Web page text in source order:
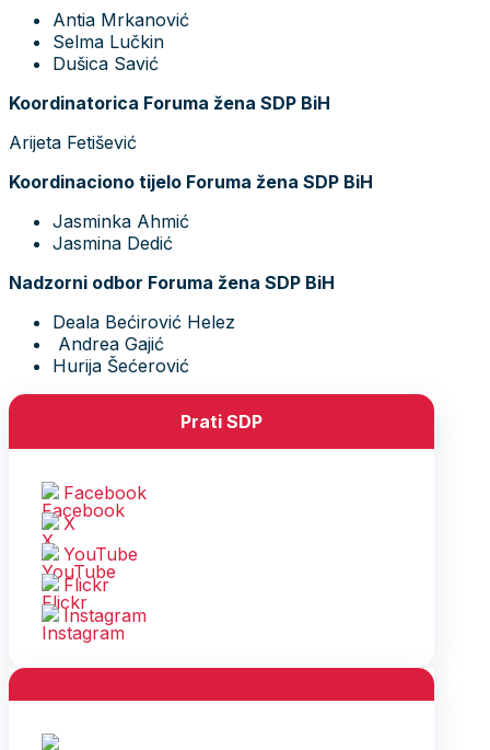
Antia Mrkanović
Selma Lučkin
Dušica Savić
Koordinatorica Foruma žena SDP BiH
Arijeta Fetišević
Koordinaciono tijelo Foruma žena SDP BiH
Jasminka Ahmić
Jasmina Dedić
Nadzorni odbor Foruma žena SDP BiH
Deala Bećirović Helez
Andrea Gajić
Hurija Šećerović
Prati SDP
Facebook
X
YouTube
Flickr
Instagram